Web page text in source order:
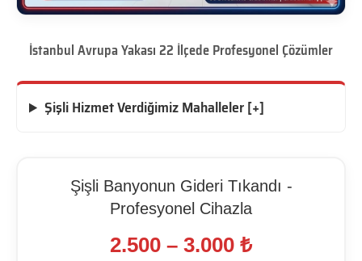
İstanbul Avrupa Yakası 22 İlçede Profesyonel Çözümler
Şişli Hizmet Verdiğimiz Mahalleler [+]
Şişli Banyonun Gideri Tıkandı -
Profesyonel Cihazla
2.500 – 3.000 ₺